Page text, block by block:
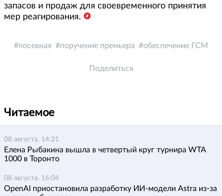
запасов и продаж для своевременного принятия
мер реагирования.
посевная поручение премьера обеспечение ГСМ
Поделиться
Читаемое
08 августа, 14:21
Елена Рыбакина вышла в четвертый круг турнира WTA
1000 в Торонто
08 августа, 16:04
OpenAI приостановила разработку ИИ-модели Astra из-за